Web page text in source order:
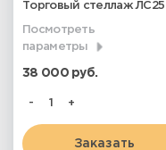
Торговый стеллаж ЛС25
Посмотреть
параметры
38 000 руб.
Заказать
- +